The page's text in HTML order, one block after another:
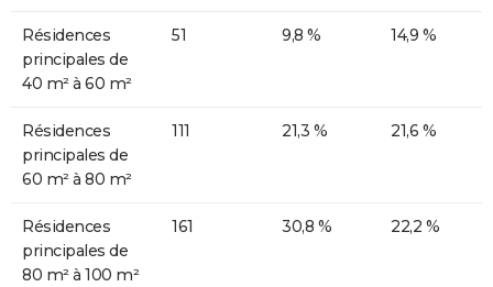
Résidences
principales de
40 m² à 60 m²
51 9,8 % 14,9 %
Résidences
principales de
60 m² à 80 m²
111 21,3 % 21,6 %
Résidences
principales de
80 m² à 100 m²
161 30,8 % 22,2 %